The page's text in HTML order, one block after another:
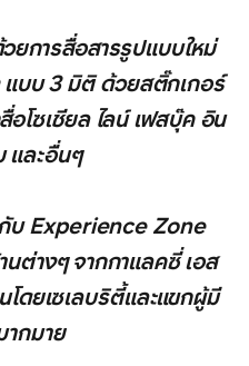
การสื่อสารรูปแบบใหม่
แบบ 3 มิติ ด้วยสติ๊กเกอร์
อโซเชียล ไลน์ เฟสบุ๊ค อิน
และอื่นๆ
บ Experience Zone
ต่างๆ จากกาแลคซี่ เอส
ดยเซเลบริตี้และแขกผู้มี
ากมาย